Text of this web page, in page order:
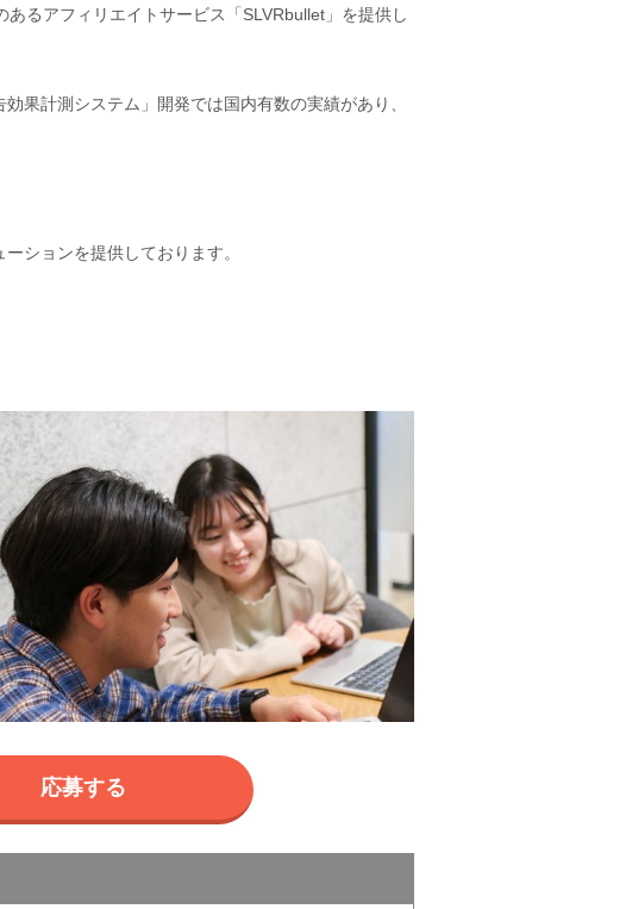
るアフィリエイトサービス「SLVRbullet」を提供し
果計測システム」開発では国内有数の実績があり、
ションを提供しております。
応募する